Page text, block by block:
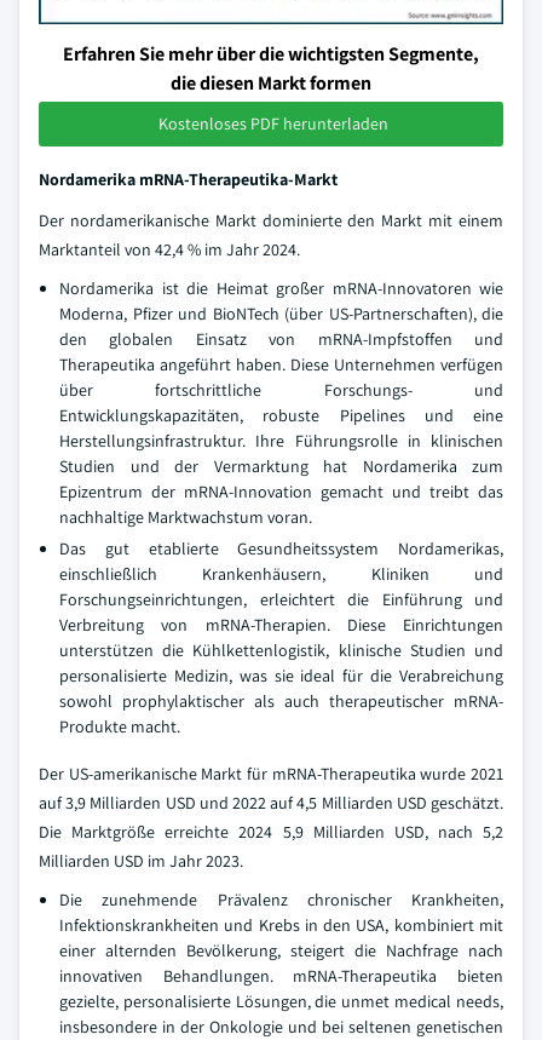
Erfahren Sie mehr über die wichtigsten Segmente,
die diesen Markt formen
Kostenloses PDF herunterladen
Nordamerika mRNA-Therapeutika-Markt
Der nordamerikanische Markt dominierte den Markt mit einem
Marktanteil von 42,4 % im Jahr 2024.
Nordamerika ist die Heimat großer mRNA-Innovatoren wie
Moderna, Pfizer und BioNTech (über US-Partnerschaften), die
den globalen Einsatz von mRNA-Impfstoffen und
Therapeutika angeführt haben. Diese Unternehmen verfügen
über fortschrittliche Forschungs- und
Entwicklungskapazitäten, robuste Pipelines und eine
Herstellungsinfrastruktur. Ihre Führungsrolle in klinischen
Studien und der Vermarktung hat Nordamerika zum
Epizentrum der mRNA-Innovation gemacht und treibt das
nachhaltige Marktwachstum voran.
Das gut etablierte Gesundheitssystem Nordamerikas,
einschließlich Krankenhäusern, Kliniken und
Forschungseinrichtungen, erleichtert die Einführung und
Verbreitung von mRNA-Therapien. Diese Einrichtungen
unterstützen die Kühlkettenlogistik, klinische Studien und
personalisierte Medizin, was sie ideal für die Verabreichung
sowohl prophylaktischer als auch therapeutischer mRNA-
Produkte macht.
Der US-amerikanische Markt für mRNA-Therapeutika wurde 2021
auf 3,9 Milliarden USD und 2022 auf 4,5 Milliarden USD geschätzt.
Die Marktgröße erreichte 2024 5,9 Milliarden USD, nach 5,2
Milliarden USD im Jahr 2023.
Die zunehmende Prävalenz chronischer Krankheiten,
Infektionskrankheiten und Krebs in den USA, kombiniert mit
einer alternden Bevölkerung, steigert die Nachfrage nach
innovativen Behandlungen. mRNA-Therapeutika bieten
gezielte, personalisierte Lösungen, die unmet medical needs,
insbesondere in der Onkologie und bei seltenen genetischen